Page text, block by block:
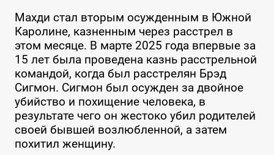
Махди стал вторым осужденным в Южной
Каролине, казненным через расстрел в
этом месяце. В марте 2025 года впервые за
15 лет была проведена казнь расстрельной
командой, когда был расстрелян Брэд
Сигмон. Сигмон был осужден за двойное
убийство и похищение человека, в
результате чего он жестоко убил родителей
своей бывшей возлюбленной, а затем
похитил женщину.